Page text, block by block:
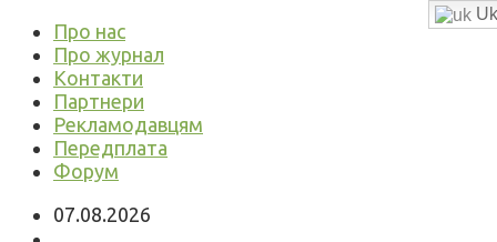
Про нас
Про журнал
Контакти
Партнери
Рекламодавцям
Передплата
Форум
07.08.2026